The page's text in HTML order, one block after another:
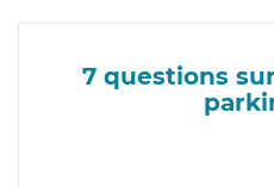
7 questions